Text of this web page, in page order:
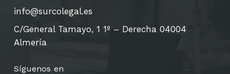
info@surcolegal.es
C/General Tamayo, 1 1º – Derecha 04004
Almería
Síguenos en